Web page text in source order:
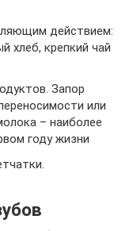
действием:
хлеб, крепкий чай
Запор
или
– наиболее
году жизни